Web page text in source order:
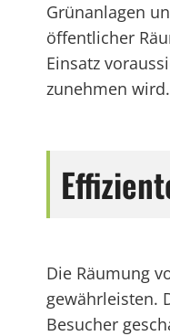
Grünanlagen
öffentlicher
Einsatz
zunehmen
Die Räumung
gewährleisten.
Besucher